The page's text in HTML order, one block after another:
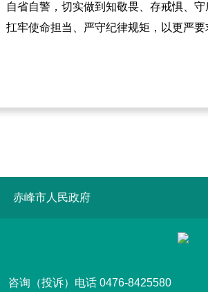
省自警，切实做到知敬畏、存戒惧、
牢使命担当、严守纪律规矩，以更严
赤峰市人民政府
咨询（投诉）电话 0476-8425580